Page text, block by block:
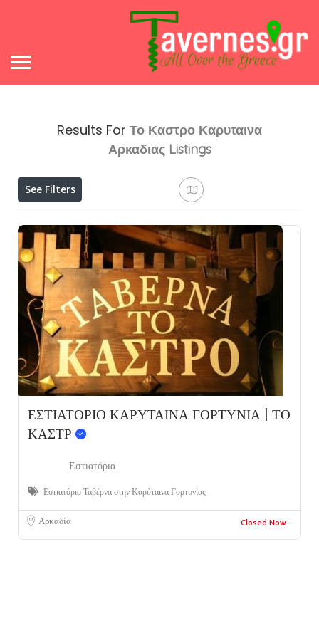
Results For Το Καστρο Καρυταινα
Αρκαδιας Listings
See Filters
ΕΣΤΙΑΤΟΡΙΟ ΚΑΡΥΤΑΙΝΑ ΓΟΡΤΥΝΙΑ | ΤΟ
ΚΑΣΤΡ
Εστιατόρια
Εστιατόριο Ταβέρνα στην Καρύταινα Γορτυνίας
Αρκαδία Closed Now